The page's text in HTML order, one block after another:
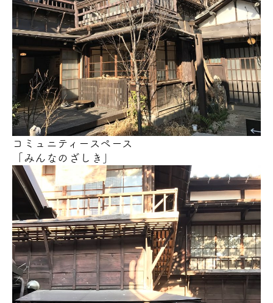
コミュニティースペース
「みんなのざしき」